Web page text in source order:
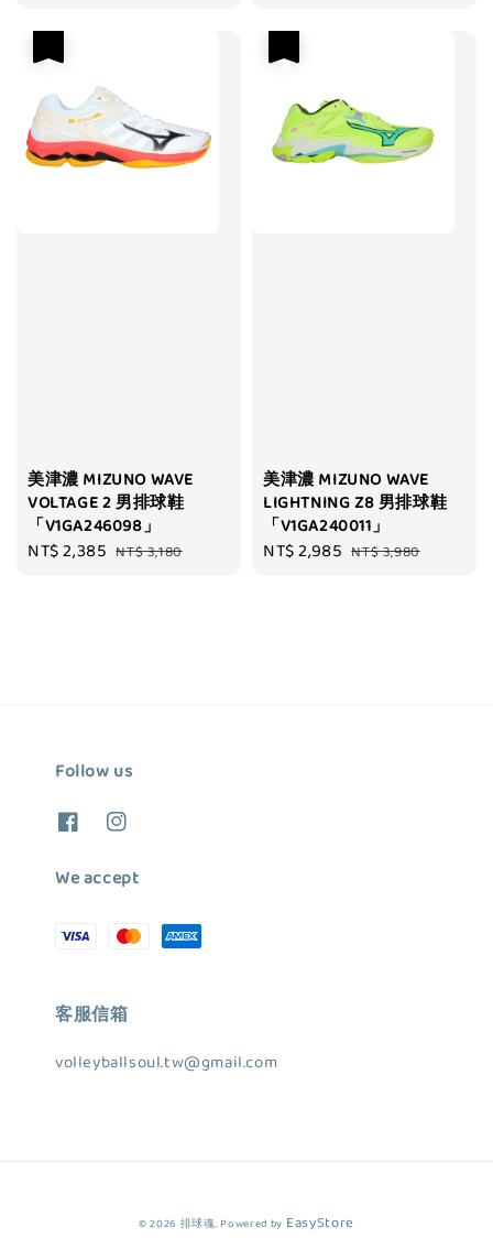
美津濃 MIZUNO WAVE
VOLTAGE 2 男排球鞋
「V1GA246098」
Sale
NT$ 2,385 Regular
NT$ 3,180
美津濃 MIZUNO WAVE
LIGHTNING Z8 男排球鞋
「V1GA240011」
Sale
NT$ 2,985 Regular
NT$ 3,980
Follow us
We accept
客服信箱
volleyballsoul.tw@gmail.com
© 2026 排球魂. Powered by EasyStore